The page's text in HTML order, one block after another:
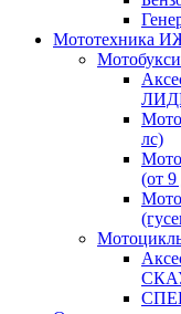
Мототехника
лс)
(от 9